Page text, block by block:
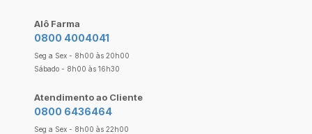
Alô Farma
0800 4004041
Seg a Sex - 8h00 às 20h00
Sábado - 8h00 às 16h30
Atendimento ao Cliente
0800 6436464
Seg a Sex - 8h00 às 22h00